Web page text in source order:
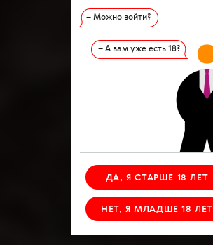
– Можно войти?
– А вам уже есть 18?
ДА, Я СТАРШЕ 18 ЛЕТ
НЕТ, Я МЛАДШЕ 18 ЛЕТ